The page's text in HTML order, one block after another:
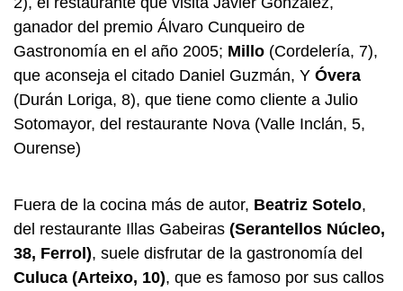
ganador del premio Álvaro Cunqueiro de
Gastronomía en el año 2005; Millo (Cordelería, 7),
que aconseja el citado Daniel Guzmán, Y Óvera
(Durán Loriga, 8), que tiene como cliente a Julio
Sotomayor, del restaurante Nova (Valle Inclán, 5,
Ourense)
Fuera de la cocina más de autor, Beatriz Sotelo,
del restaurante Illas Gabeiras (Serantellos Núcleo,
38, Ferrol), suele disfrutar de la gastronomía del
Culuca (Arteixo, 10), que es famoso por sus callos